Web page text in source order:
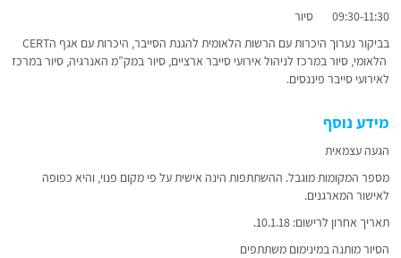
09:30-11:30 סיור
בביקור נערוך היכרות עם הרשות הלאומית להגנת הסייבר, היכרות עם אגף הCERT
הלאומי, סיור במרכז לניהול אירועי סייבר ארציים, סיור במק”מ האנרגיה, סיור במרכז
לאירועי סייבר פיננסים.
מידע נוסף
הגעה עצמאית
מספר המקומות מוגבל. ההשתתפות הינה אישית על פי מקום פנוי, והיא כפופה
לאישור המארגנים.
תאריך אחרון לרישום: 10.1.18.
הסיור מותנה במינימום משתתפים